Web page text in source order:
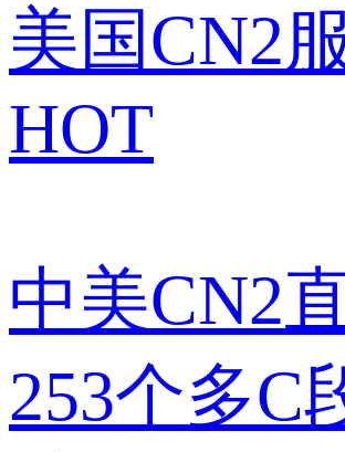
美国CN2
HOT
中美CN2
253个多C